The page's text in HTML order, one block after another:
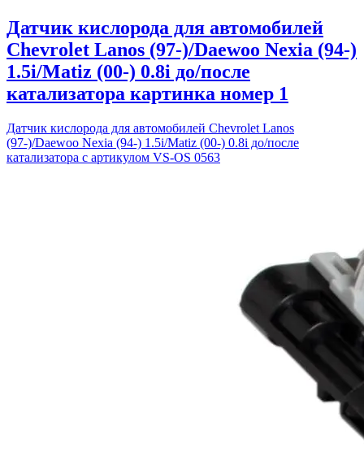
Датчик кислорода для автомобилей
Chevrolet Lanos (97-)/Daewoo Nexia (94-)
1.5i/Matiz (00-) 0.8i до/после
катализатора картинка номер 1
Датчик кислорода для автомобилей Chevrolet Lanos
(97-)/Daewoo Nexia (94-) 1.5i/Matiz (00-) 0.8i до/после
катализатора с артикулом VS-OS 0563